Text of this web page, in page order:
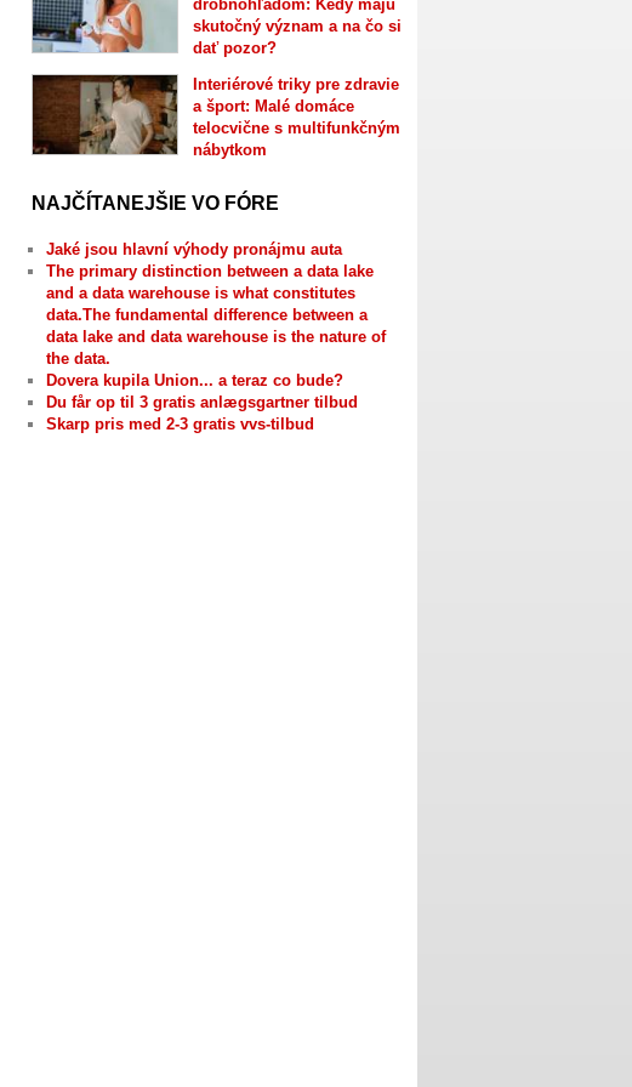
drobnohľadom: Kedy majú
skutočný význam a na čo si
dať pozor?
Interiérové triky pre zdravie
a šport: Malé domáce
telocvične s multifunkčným
nábytkom
NAJČÍTANEJŠIE VO FÓRE
Jaké jsou hlavní výhody pronájmu auta
The primary distinction between a data lake
and a data warehouse is what constitutes
data.The fundamental difference between a
data lake and data warehouse is the nature of
the data.
Dovera kupila Union... a teraz co bude?
Du får op til 3 gratis anlægsgartner tilbud
Skarp pris med 2-3 gratis vvs-tilbud